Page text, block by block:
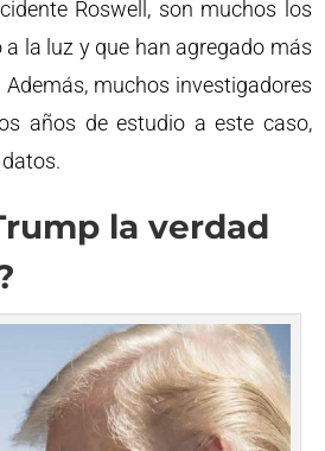
Roswell, son muchos los
la luz y que han agregado más
muchos investigadores
años de estudio a este caso,
la verdad